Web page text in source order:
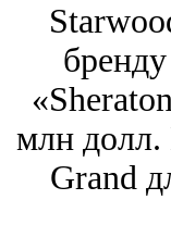
млн долл.
Grand